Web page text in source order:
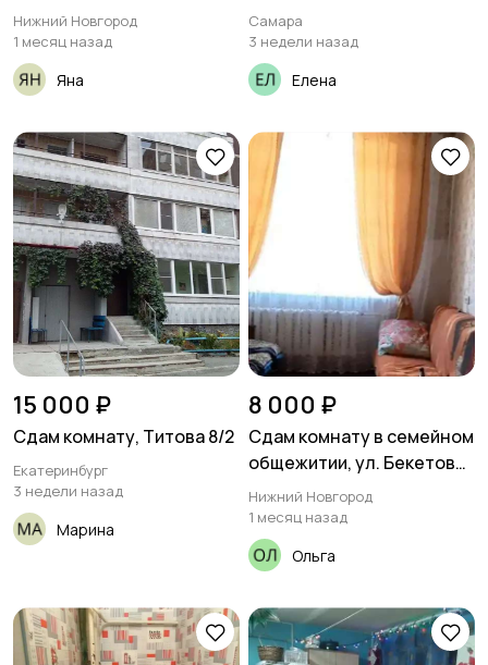
квартире на длит.срок
Нижний Новгород
1 месяц назад
Яна
Самара
3 недели назад
Елена
15 000 ₽
Сдам комнату, Титова 8/2
Екатеринбург
3 недели назад
Марина
8 000 ₽
Сдам комнату в семейном
общежитии, ул. Бекетова
4 Б
Нижний Новгород
1 месяц назад
Ольга